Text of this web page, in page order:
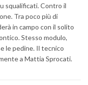
squalificati. Contro il
Tra poco più di
in campo con il solito
Stesso modulo,
le pedine. Il tecnico
a Mattia Sprocati.